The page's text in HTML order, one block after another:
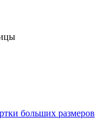
больших размеров